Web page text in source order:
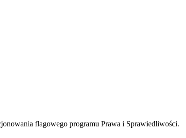
flagowego programu Prawa i Sprawiedliwości.